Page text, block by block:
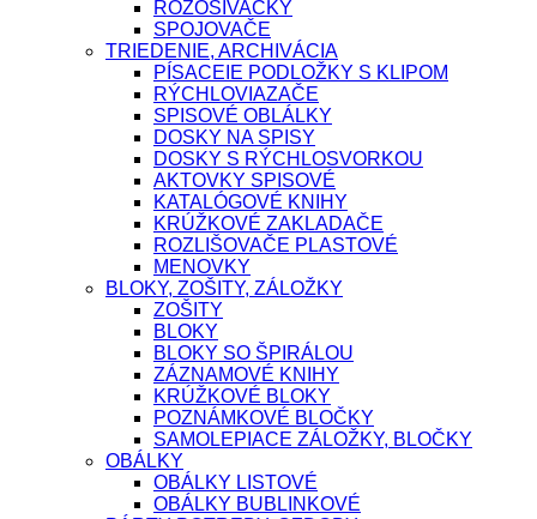
ROZOŠÍVAČKY
SPOJOVAČE
TRIEDENIE, ARCHIVÁCIA
PÍSACEIE PODLOŽKY S KLIPOM
RÝCHLOVIAZAČE
SPISOVÉ OBLÁLKY
DOSKY NA SPISY
DOSKY S RÝCHLOSVORKOU
AKTOVKY SPISOVÉ
KATALÓGOVÉ KNIHY
KRÚŽKOVÉ ZAKLADAČE
ROZLIŠOVAČE PLASTOVÉ
MENOVKY
BLOKY, ZOŠITY, ZÁLOŽKY
ZOŠITY
BLOKY
BLOKY SO ŠPIRÁLOU
ZÁZNAMOVÉ KNIHY
KRÚŽKOVÉ BLOKY
POZNÁMKOVÉ BLOČKY
SAMOLEPIACE ZÁLOŽKY, BLOČKY
OBÁLKY
OBÁLKY LISTOVÉ
OBÁLKY BUBLINKOVÉ